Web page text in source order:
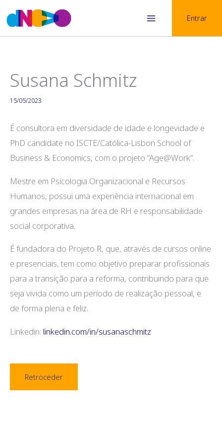
to
content
Entrar
Susana Schmitz
15/05/2023
É consultora em diversidade de idade e longevidade e
PhD candidate no ISCTE/Católica-Lisbon School of
Business & Economics, com o projeto “Age@Work”.
Mestre em Psicologia Organizacional e Recursos
Humanos, possui uma experiência internacional em
grandes empresas na área de RH e responsabilidade
social corporativa.
É fundadora do Projeto R, que, através de cursos online
e presenciais, tem como objetivo preparar profissionais
para a transição para a reforma, contribuindo para que
seja vivida como um período de realização pessoal, e
de forma plena e feliz.
Linkedin: linkedin.com/in/susanaschmitz
Retroceder